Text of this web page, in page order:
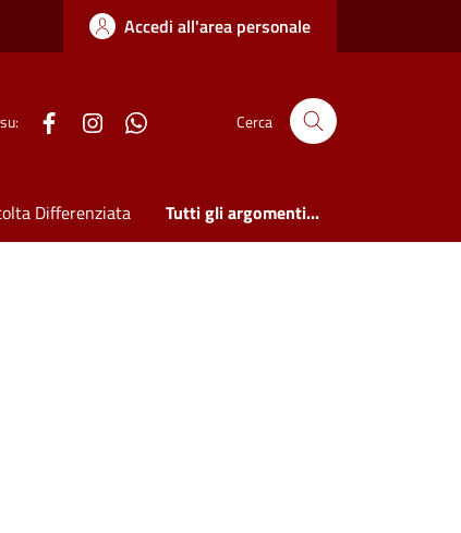
Accedi all'area personale
Cerca
Differenziata Tutti gli argomenti...